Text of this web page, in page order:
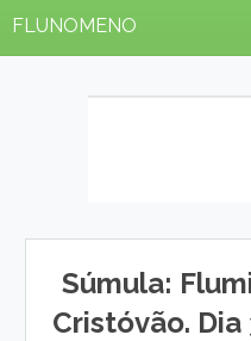
FLUNOMENO
Súmula:
Cristóvão.